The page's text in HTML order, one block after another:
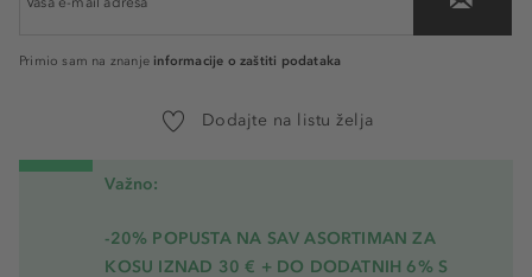
Primio sam na znanje informacije o zaštiti podataka
Dodajte na listu želja
Važno:
-20% POPUSTA NA SAV ASORTIMAN ZA
KOSU IZNAD 30 € + DO DODATNIH 6% S